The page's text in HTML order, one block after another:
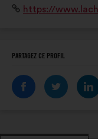
publics en menant
Sitehttps://
PARTAGEZ CE PROFIL